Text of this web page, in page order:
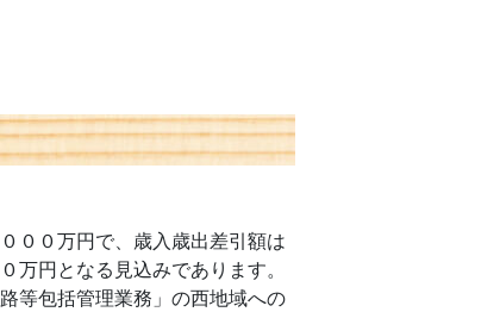
００万円で、歳入歳出差引額は
万円となる見込みであります。
等包括管理業務」の西地域への